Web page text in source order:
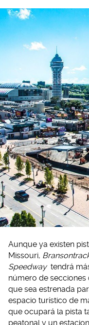
Aunque ya existen
Missouri,
Speedway tendrá
número de secciones
que sea estrenada
espacio turístico de
que ocupará la pista
peatonal y un